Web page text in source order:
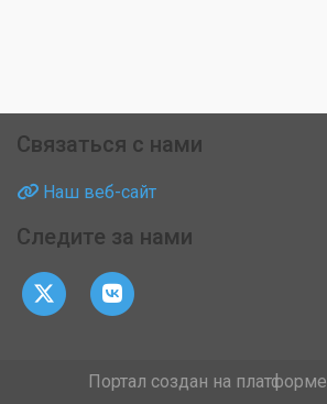
Связаться с нами
Наш веб-сайт
Следите за нами
Портал создан на платформе